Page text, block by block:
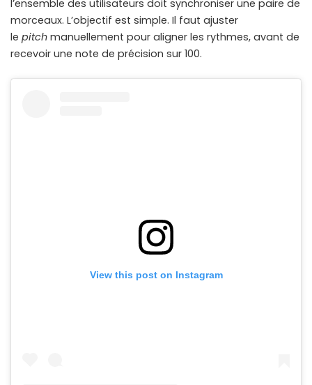
l’ensemble des utilisateurs doit synchroniser une paire de
morceaux. L’objectif est simple. Il faut ajuster
le pitch manuellement pour aligner les rythmes, avant de
recevoir une note de précision sur 100.
View this post on Instagram